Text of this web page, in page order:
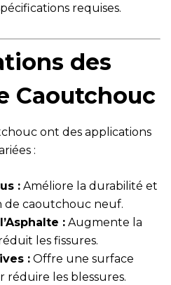
requises.
des
Caoutchouc
ont des applications
:
: Améliore la durabilité et
de caoutchouc neuf.
: Augmente la
les fissures.
: Offre une surface
réduire les blessures.